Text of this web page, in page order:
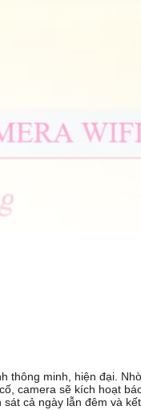
thông minh, hiện đại.
camera sẽ kích hoạt
cả ngày lẫn đêm và